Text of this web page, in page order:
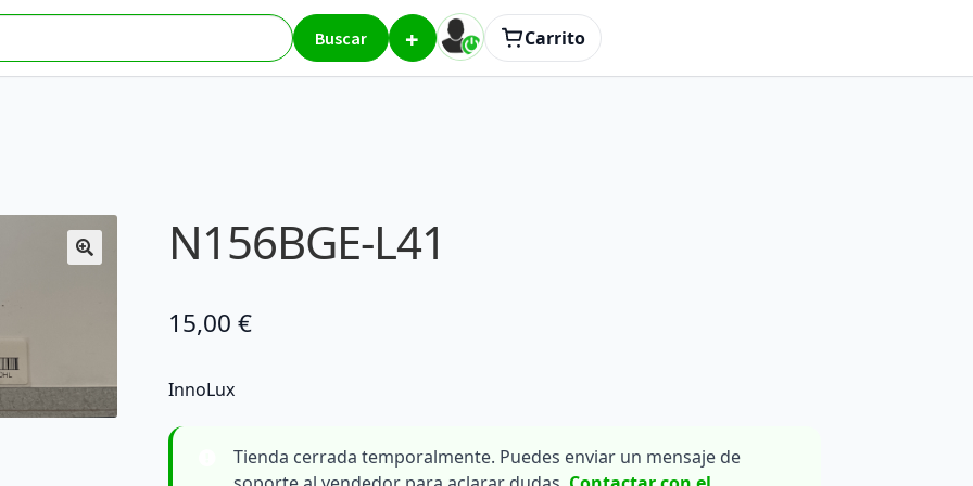
Buscar + Carrito
N156BGE-L41
15,00 €
InnoLux
Tienda cerrada temporalmente. Puedes enviar un mensaje de